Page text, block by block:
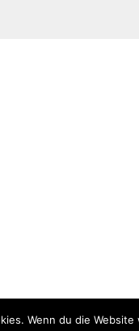
Wenn du die